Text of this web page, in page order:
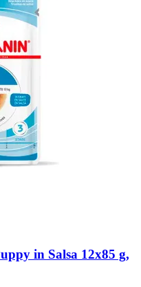
in Salsa 12x85 g,